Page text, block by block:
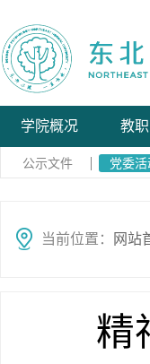
学院概况 教
公示文件 党委活
当前位置： 网站
精